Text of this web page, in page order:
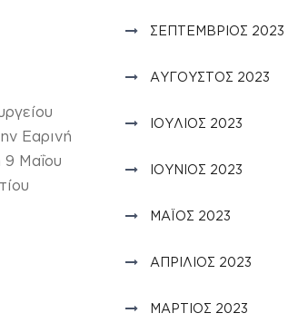
Εαρινή
9 Μαΐου
ΣΕΠΤΈΜΒΡΙΟΣ 2023
ΑΎΓΟΥΣΤΟΣ 2023
ΙΟΎΛΙΟΣ 2023
ΙΟΎΝΙΟΣ 2023
ΜΆΙΟΣ 2023
ΑΠΡΊΛΙΟΣ 2023
ΜΆΡΤΙΟΣ 2023